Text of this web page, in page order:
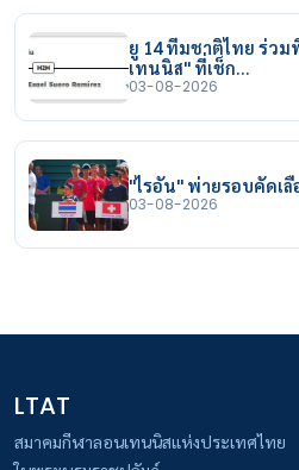
ยู 14 ทีมชาติไทย ร่วม
เทนนิส" ที่เช็ก…
03-08-2026
"ไรอัน" พ่ายรอบคัดเ
03-08-2026
LTAT
สมาคมกีฬาลอนเทนนิสแห่งประเทศไทย